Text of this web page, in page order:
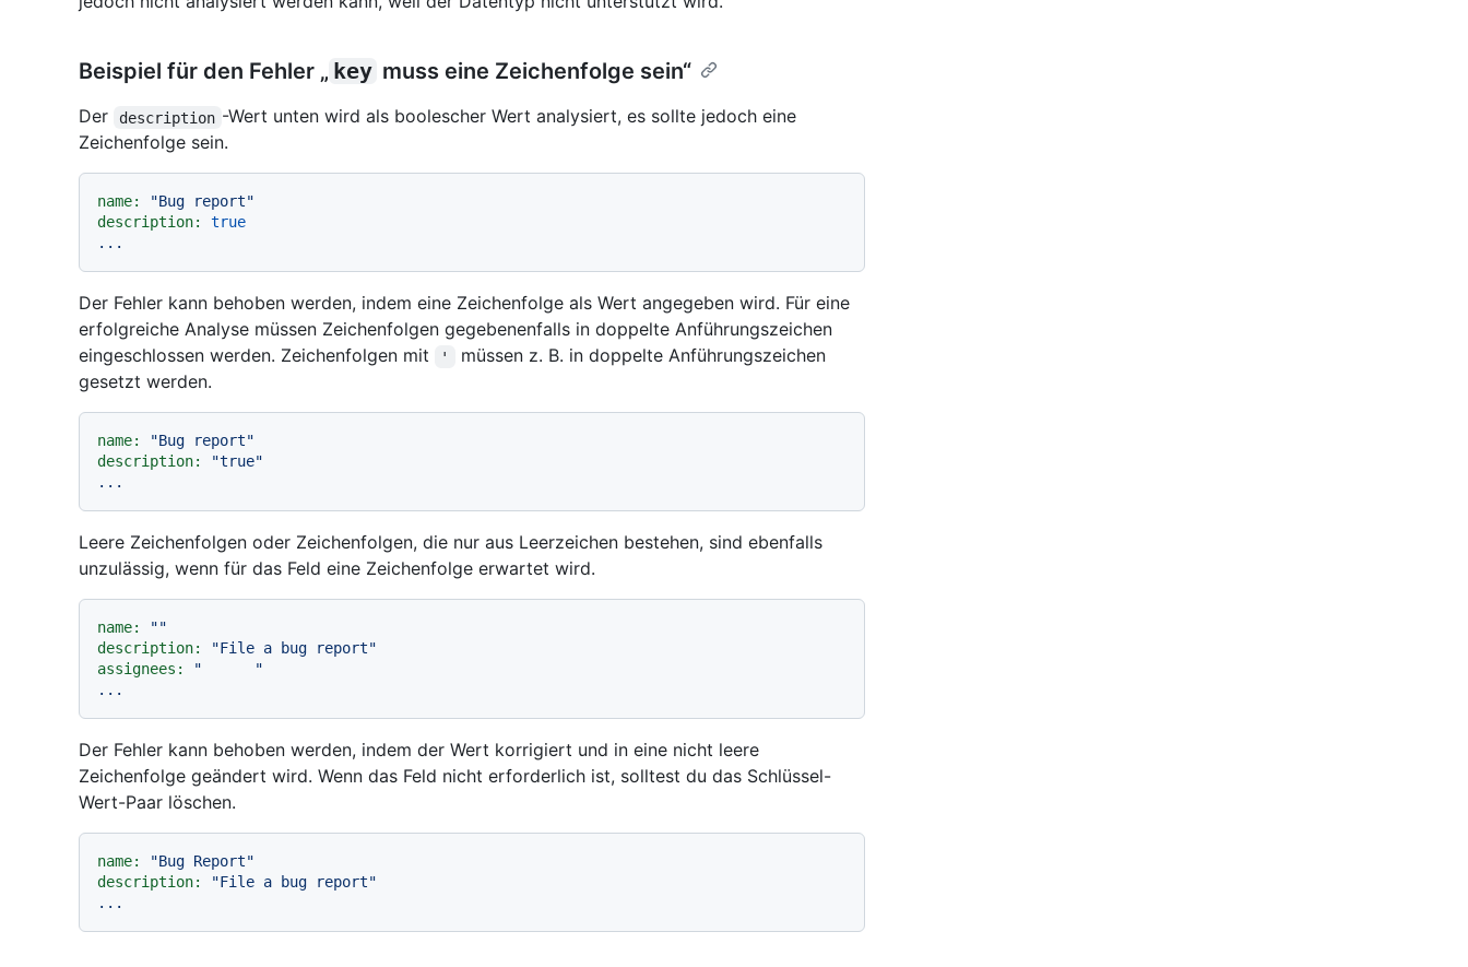
Beispiel für den Fehler „ key muss eine Zeichenfolge sein“
Der description -Wert unten wird als boolescher Wert analysiert, es sollte jedoch eine
Zeichenfolge sein.
name:
"Bug report"
description:
true
...
Der Fehler kann behoben werden, indem eine Zeichenfolge als Wert angegeben wird. Für eine
erfolgreiche Analyse müssen Zeichenfolgen gegebenenfalls in doppelte Anführungszeichen
eingeschlossen werden. Zeichenfolgen mit
'
müssen z. B. in doppelte Anführungszeichen
gesetzt werden.
name:
"Bug report"
description:
"true"
...
Leere Zeichenfolgen oder Zeichenfolgen, die nur aus Leerzeichen bestehen, sind ebenfalls
unzulässig, wenn für das Feld eine Zeichenfolge erwartet wird.
name:
""
description:
"File a bug report"
assignees:
"      "
...
Der Fehler kann behoben werden, indem der Wert korrigiert und in eine nicht leere
Zeichenfolge geändert wird. Wenn das Feld nicht erforderlich ist, solltest du das Schlüssel-
Wert-Paar löschen.
name:
"Bug Report"
description:
"File a bug report"
...